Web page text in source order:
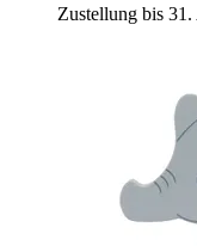
Zustellung bis 31.